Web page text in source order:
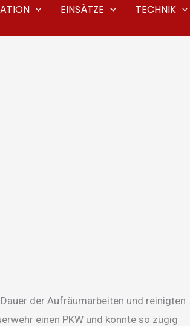
EINSÄTZE TECHNIK
der Aufräumarbeiten und reinigten
einen PKW und konnte so zügig